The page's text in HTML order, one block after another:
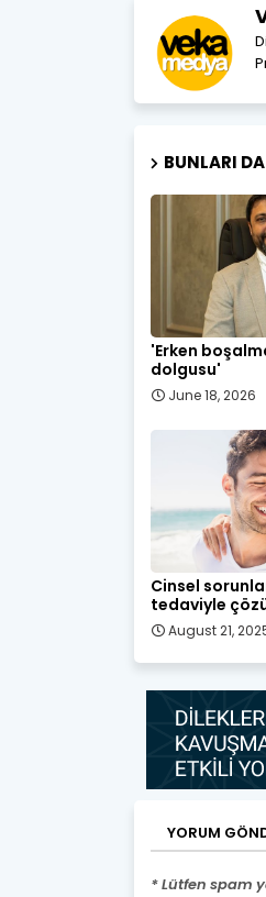
BUNLARI
'Erken
dolgusu'
June 18, 2026
Cinsel
tedaviyle
August 21,
YORUM
* Lütfen spam